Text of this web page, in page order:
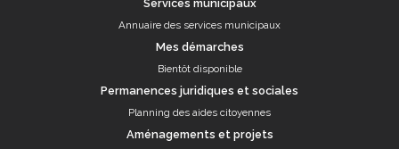
Services municipaux
Annuaire des services municipaux
Mes démarches
Bientôt disponible
Permanences juridiques et sociales
Planning des aides citoyennes
Aménagements et projets